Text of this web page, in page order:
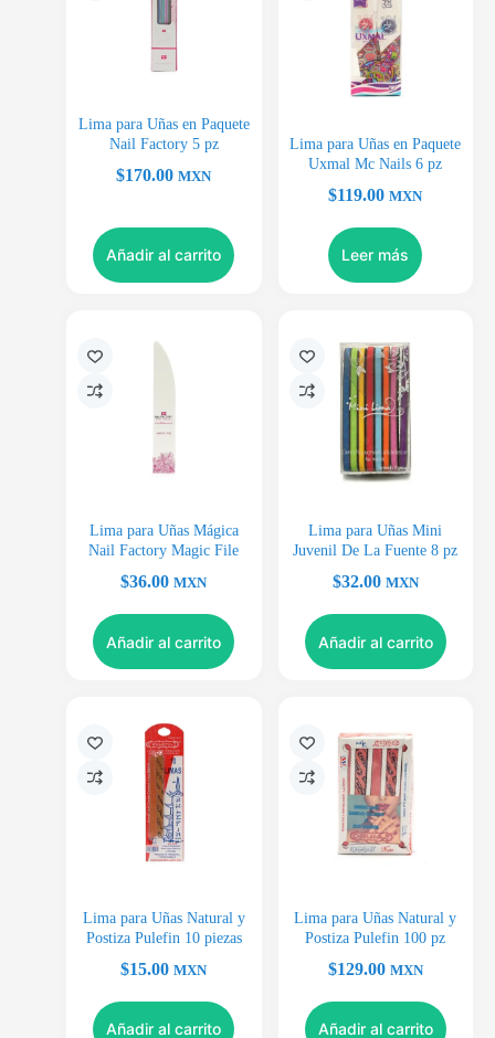
Lima para Uñas en Paquete
Nail Factory 5 pz
$170.00 MXN
Añadir al carrito
Lima para Uñas en Paquete
Uxmal Mc Nails 6 pz
$119.00 MXN
Leer más
Lima para Uñas Mágica
Nail Factory Magic File
$36.00 MXN
Añadir al carrito
Lima para Uñas Mini
Juvenil De La Fuente 8 pz
$32.00 MXN
Añadir al carrito
Lima para Uñas Natural y
Postiza Pulefin 10 piezas
$15.00 MXN
Añadir al carrito
Lima para Uñas Natural y
Postiza Pulefin 100 pz
$129.00 MXN
Añadir al carrito